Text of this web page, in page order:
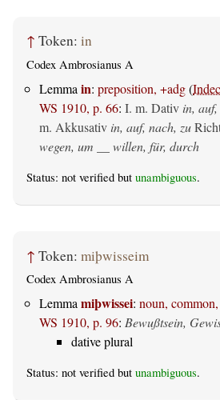
↑ Token: in
Codex Ambrosianus A
Lemma in: preposition, +adg(
WS 1910, p. 66: I. m. Dativ in,
m. Akkusativ in, auf, nach, zu
wegen, um __ willen, für, durch
Status: not verified but unambiguous.
↑ Token: miþwisseim
Codex Ambrosianus A
Lemma miþwissei: noun,
WS 1910, p. 96: Bewußtsein,
dative plural
Status: not verified but unambiguous.